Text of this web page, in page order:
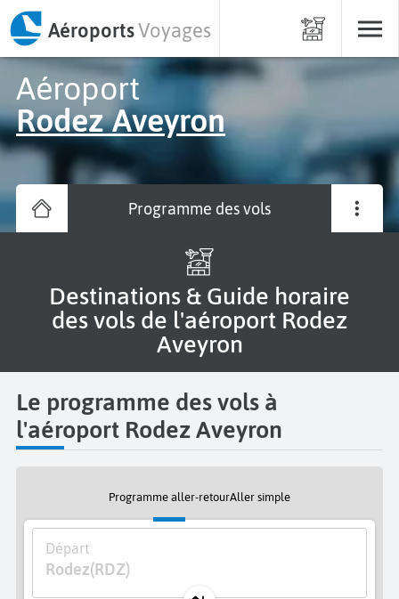
AéroportsVoyages
Aéroport
Rodez Aveyron
Programme des vols
Destinations & Guide horaire
des vols de l'aéroport Rodez
Aveyron
Le programme des vols à
l'aéroport Rodez Aveyron
Programme aller-retourAller simple
Départ
Rodez(RDZ)